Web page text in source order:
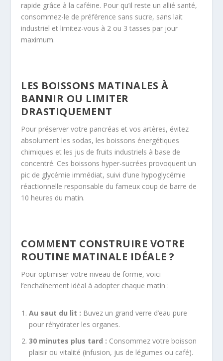
rapide grâce à la caféine. Pour qu’il reste un allié santé,
consommez-le de préférence sans sucre, sans lait
industriel et limitez-vous à 2 ou 3 tasses par jour
maximum.
LES BOISSONS MATINALES À
BANNIR OU LIMITER
DRASTIQUEMENT
Pour préserver votre pancréas et vos artères, évitez
absolument les sodas, les boissons énergétiques
chimiques et les jus de fruits industriels à base de
concentré. Ces boissons hyper-sucrées provoquent un
pic de glycémie immédiat, suivi d’une hypoglycémie
réactionnelle responsable du fameux coup de barre de
10 heures du matin.
COMMENT CONSTRUIRE VOTRE
ROUTINE MATINALE IDÉALE ?
Pour optimiser votre niveau de forme, voici
l’enchaînement idéal à adopter chaque matin :
Au saut du lit : Buvez un grand verre d’eau pure
pour réhydrater les organes.
30 minutes plus tard : Consommez votre boisson
plaisir ou vitalité (infusion, jus de légumes ou café).